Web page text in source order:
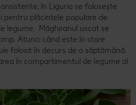
în Liguria se folosește
pentru plăcintele populare de
legume. Măghiranul uscat se
Atunci când este în stare
folosit în decurs de o săptămână.
în compartimentul de legume al